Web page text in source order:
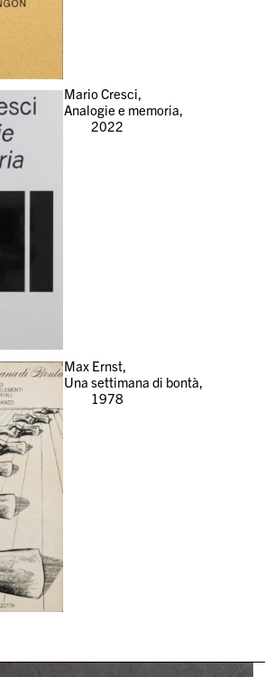
Mario Cresci,
Analogie e memoria,
2022
Max Ernst,
Una settimana di bontà,
1978